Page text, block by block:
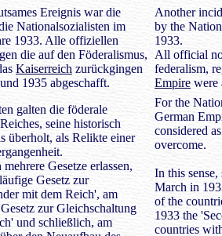
Ereignis war die
Nationalsozialisten im
1933. Alle offiziellen
die auf den Föderalismus,
Kaiserreich zurückgingen
1935 abgeschafft.
Another
by the
1933.
All official
federalism,
Empire were
galten die föderale
seine historisch
überholt, als Relikte einer
Gesetze erlassen,
Gesetz zur
mit dem Reich', am
zur Gleichschaltung
und schließlich, am
For the
German
considered
overcome.
In this
March in
of the
1933 the
countries